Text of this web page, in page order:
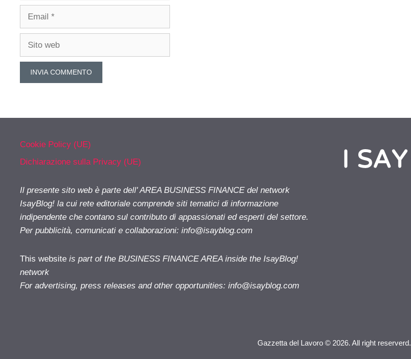
Cookie Policy (UE)
Dichiarazione sulla Privacy (UE)
Il presente sito web è parte dell' AREA BUSINESS FINANCE del network
IsayBlog! la cui rete editoriale comprende siti tematici di informazione
indipendente che contano sul contributo di appassionati ed esperti del settore.
Per pubblicità, comunicati e collaborazioni: info@isayblog.com
This website is part of the BUSINESS FINANCE AREA inside the IsayBlog!
network
For advertising, press releases and other opportunities: info@isayblog.com
Gazzetta del Lavoro © 2026. All right reserverd.